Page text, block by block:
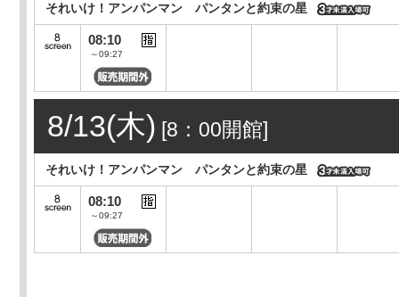
それいけ！アンパンマン パンタンと約束の星
08:10
～09:27
8/13(木) [8：00開館]
それいけ！アンパンマン パンタンと約束の星
08:10
～09:27